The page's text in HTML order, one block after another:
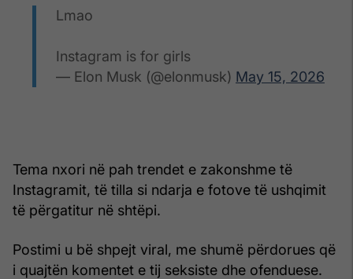
Lmao
Instagram is for girls
— Elon Musk (@elonmusk) May 15, 2026
Tema nxori në pah trendet e zakonshme të
Instagramit, të tilla si ndarja e fotove të ushqimit
të përgatitur në shtëpi.
Postimi u bë shpejt viral, me shumë përdorues që
i quajtën komentet e tij seksiste dhe ofenduese.